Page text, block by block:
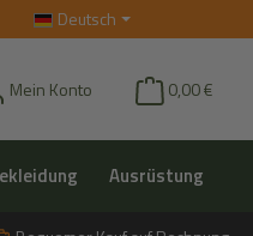
Deutsch
Produkte auf dem Merkzettel
Mein Konto 0,00 €
Ausrüstung